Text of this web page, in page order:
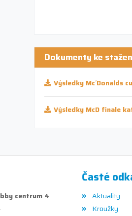
Dokumenty ke
Výsledky Mc´Donalds
Výsledky McD finale
centrum 4
Časté
Aktuality
Kroužky